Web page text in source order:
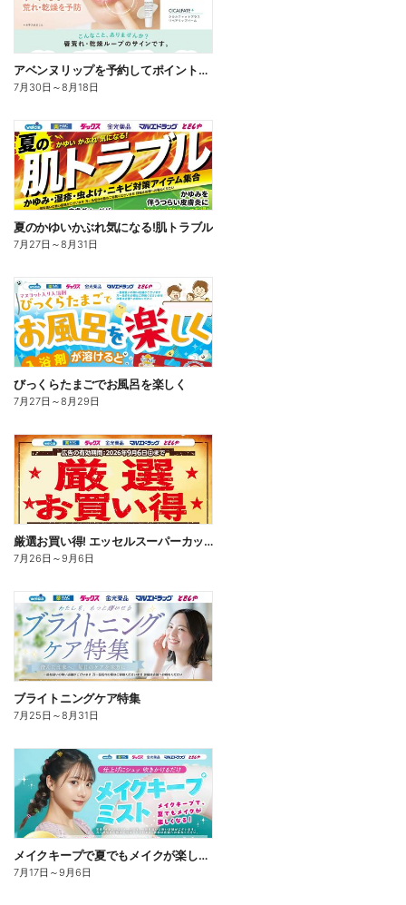
アベンヌリップを予約してポイントゲット!
7月30日 ～8月18日
夏のかゆいかぶれ気になる!肌トラブル
7月27日 ～8月31日
びっくらたまごでお風呂を楽しく
7月27日 ～8月29日
厳選お買い得! エッセルスーパーカップ
7月26日 ～9月6日
ブライトニングケア特集
7月25日 ～8月31日
メイクキープで夏でもメイクが楽しくなる!
7月17日 ～9月6日